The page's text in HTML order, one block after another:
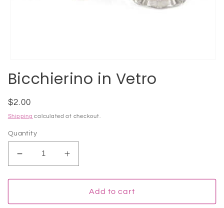
1
in
Bicchierino in Vetro
Regular
price
$2.00
Shipping calculated at checkout.
Quantity
Decrease
quantity
for
in
Increase
quantity
for
Bicchierino
in
Add to cart